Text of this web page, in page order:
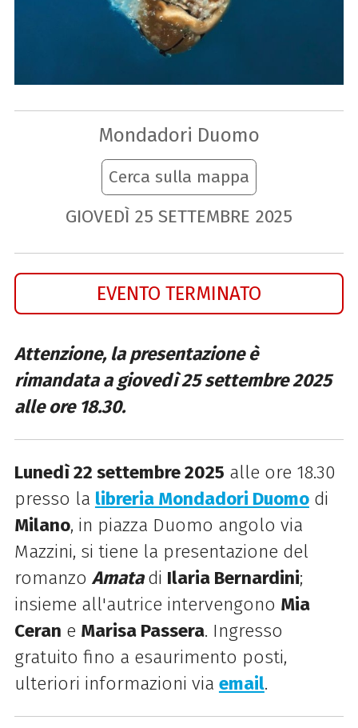
Mondadori Duomo
Cerca sulla mappa
GIOVEDÌ 25 SETTEMBRE 2025
EVENTO TERMINATO
Attenzione, la presentazione è
rimandata a giovedì 25 settembre 2025
alle ore 18.30.
Lunedì 22 settembre 2025 alle ore 18.30
presso la libreria Mondadori Duomodi
Milano, in piazza Duomo angolo via
Mazzini, si tiene la presentazione del
romanzo Amatadi Ilaria Bernardini;
insieme all'autrice intervengono Mia
Ceran e Marisa Passera. Ingresso
gratuito fino a esaurimento posti,
ulteriori informazioni via email.